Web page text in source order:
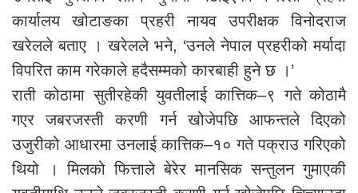
कार्यालय खोटाङका प्रहरी नायव उपरीक्षक विनोदराज
खरेलले बताए । खरेलले भने, ‘उनले नेपाल प्रहरीको मर्यादा
विपरित काम गरेकाले हदैसम्मको कारबाही हुने छ ।’
राती कोठामा सुतीरहेकी युवतीलाई कात्तिक–९ गते कोठामै
गएर जबरजस्ती करणी गर्न खोजेपछि आफन्तले दिएको
उजुरीको आधारमा उनलाई कात्तिक–१० गते पक्राउ गरिएको
थियो । मिलको फित्ताले बेरेर मानसिक सन्तुलन गुमाएकी